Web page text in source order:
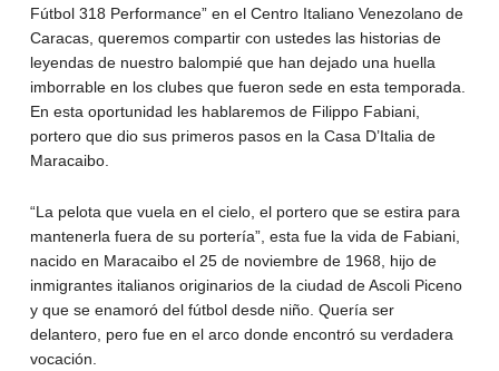
Fútbol 318 Performance” en el Centro Italiano Venezolano de
Caracas, queremos compartir con ustedes las historias de
leyendas de nuestro balompié que han dejado una huella
imborrable en los clubes que fueron sede en esta temporada.
En esta oportunidad les hablaremos de Filippo Fabiani,
portero que dio sus primeros pasos en la Casa D’Italia de
Maracaibo.
“La pelota que vuela en el cielo, el portero que se estira para
mantenerla fuera de su portería”, esta fue la vida de Fabiani,
nacido en Maracaibo el 25 de noviembre de 1968, hijo de
inmigrantes italianos originarios de la ciudad de Ascoli Piceno
y que se enamoró del fútbol desde niño. Quería ser
delantero, pero fue en el arco donde encontró su verdadera
vocación.